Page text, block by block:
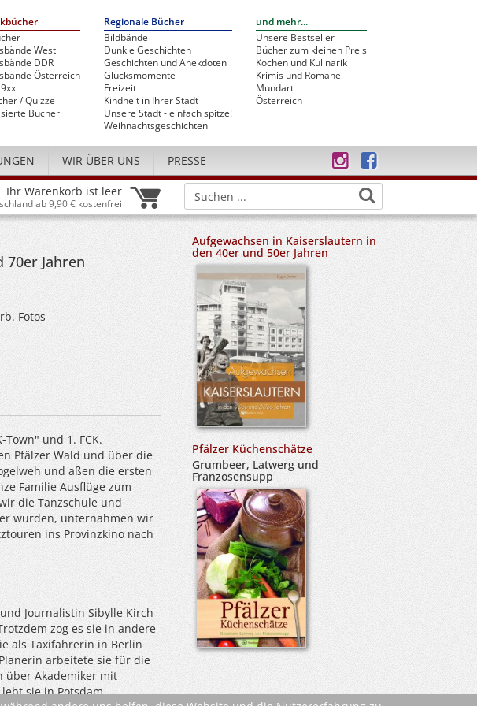
West
DDR
Österreich
/ Quizze
Bücher
Regionale Bücher
Bildbände
Dunkle Geschichten
Geschichten und Anekdoten
Glücksmomente
Freizeit
Kindheit in Ihrer Stadt
Unsere Stadt - einfach spitze!
Weihnachtsgeschichten
und mehr...
Unsere Bestseller
Bücher zum kleinen Preis
Kochen und Kulinarik
Krimis und Romane
Mundart
Österreich
WIR ÜBER UNS PRESSE
Ihr Warenkorb ist leer
ab 9,90 € kostenfrei
Jahren
Fotos
und 1. FCK.
Pfälzer Wald und über die
und aßen die ersten
Familie Ausflüge zum
die Tanzschule und
wurden, unternahmen wir
ins Provinzkino nach
Journalistin Sibylle Kirch
zog es sie in andere
als Taxifahrerin in Berlin
arbeitete sie für die
über Akademiker mit
sie in Potsdam-
Aufgewachsen in Kaiserslautern in
den 40er und 50er Jahren
Pfälzer Küchenschätze
Grumbeer, Latwerg und
Franzosensupp